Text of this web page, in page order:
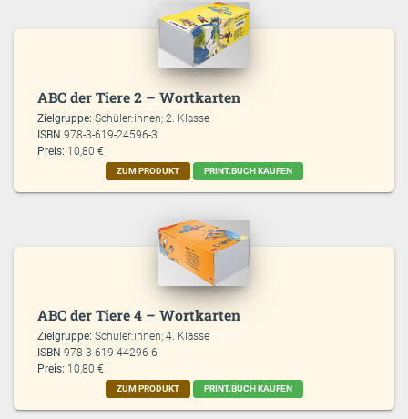
ABC der Tiere 2 – Wortkarten
Zielgruppe:Schüler:innen; 2. Klasse
ISBN978-3-619-24596-3
Preis: 10,80 €
ZUM PRODUKT PRINT.BUCH KAUFEN
ABC der Tiere 4 – Wortkarten
Zielgruppe:Schüler:innen; 4. Klasse
ISBN978-3-619-44296-6
Preis: 10,80 €
ZUM PRODUKT PRINT.BUCH KAUFEN